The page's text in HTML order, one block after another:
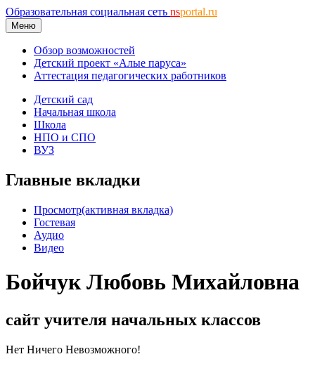
Образовательная социальная сеть nsportal.ru
Меню
Обзор возможностей
Детский проект «Алые паруса»
Аттестация педагогических работников
Детский сад
Начальная школа
Школа
НПО и СПО
ВУЗ
Главные вкладки
Просмотр(активная вкладка)
Гостевая
Аудио
Видео
Бойчук Любовь Михайловна
сайт учителя начальных классов
Нет Ничего Невозможного!